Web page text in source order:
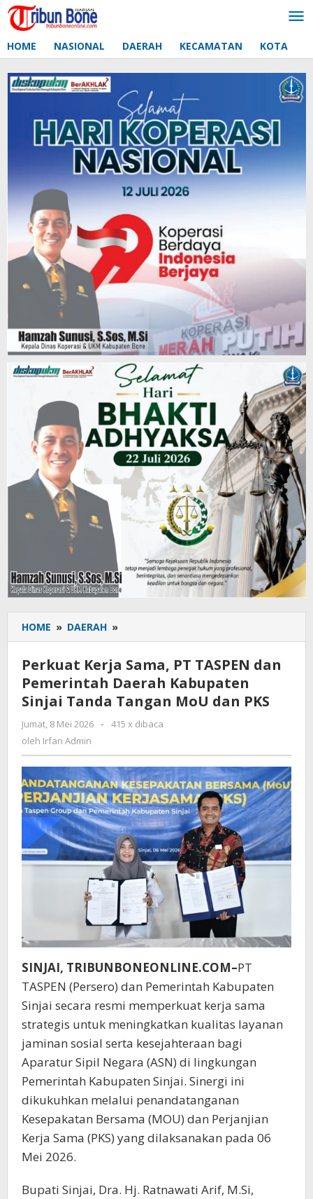
Lewati
ke
HOME NASIONAL DAERAH KECAMATAN KOTA
HOME » DAERAH »
Kerja
PT
TASPEN
dan
Daerah
Sinjai
Tanda
Tangan
MoU
dan
PKS
Perkuat Kerja Sama, PT TASPEN dan
Pemerintah Daerah Kabupaten
Sinjai Tanda Tangan MoU dan PKS
Jumat, 8 Mei 2026
oleh
-
415 x dibaca
oleh Irfan Admin
SINJAI, TRIBUNBONEONLINE.COM–PT
TASPEN (Persero) dan Pemerintah Kabupaten
Sinjai secara resmi memperkuat kerja sama
strategis untuk meningkatkan kualitas layanan
jaminan sosial serta kesejahteraan bagi
Aparatur Sipil Negara (ASN) di lingkungan
Pemerintah Kabupaten Sinjai. Sinergi ini
dikukuhkan melalui penandatanganan
Kesepakatan Bersama (MOU) dan Perjanjian
Kerja Sama (PKS) yang dilaksanakan pada 06
Mei 2026.
Bupati Sinjai, Dra. Hj. Ratnawati Arif, M.Si,